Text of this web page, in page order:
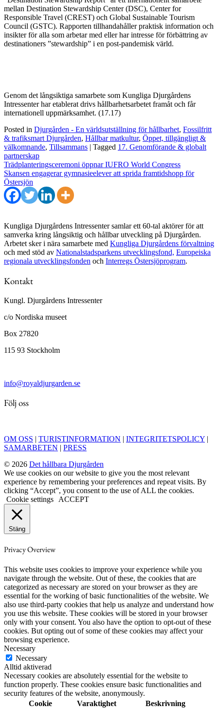
mellan Destination Stewardship Center (DSC), Center for
Responsible Travel (CREST) och Global Sustainable Tourism
Council (GSTC). Rapporten tillhandahåller praktisk information och
insikter för alla som arbetar med eller har intresse för förbättring av
destinationers ”stewardship” i en post-pandemisk värld.
Genom det långsiktiga samarbete som Kungliga Djurgårdens
Intressenter har etablerat drivs hållbarhetsarbetet framåt och får
internationell uppmärksamhet. (17.17)
Posted in Djurgården - En världsutställning för hållbarhet, Fossilfritt
& trafiksmart Djurgården, Hållbar matkultur, Öppet, tillgängligt &
välkomnande, Tillsammans | Tagged 17. Genomförande & globalt
partnerskap
Inläggsnavigering
Trädplanteringsceremoni öppnar IUFRO World Congress
Skansen engagerar gymnasieelever att sprida framtidshopp för
Östersjön
Kungliga Djurgårdens Intressenter samlar ett 60-tal aktörer för att
samverka kring långsiktig och hållbar utveckling på Djurgården.
Arbetet sker i nära samarbete med Kungliga Djurgårdens förvaltning
och med stöd av Nationalstadsparkens utvecklingsfond, Europeiska
regionala utvecklingsfonden och Interregs Östersjöprogram.
Kontakt
Kungl. Djurgårdens Intressenter
c/o Nordiska museet
Box 27820
115 93 Stockholm
info@royaldjurgarden.se
Följ oss
OM OSS | TURISTINFORMATION | INTEGRITETSPOLICY |
SAMARBETEN | PRESS
© 2026 Det hållbara Djurgården
We use cookies on our website to give you the most relevant
experience by remembering your preferences and repeat visits. By
clicking “Accept”, you consent to the use of ALL the cookies.
Cookie settings
ACCEPT
Stäng
Privacy Overview
This website uses cookies to improve your experience while you
navigate through the website. Out of these, the cookies that are
categorized as necessary are stored on your browser as they are
essential for the working of basic functionalities of the website. We
also use third-party cookies that help us analyze and understand how
you use this website. These cookies will be stored in your browser
only with your consent. You also have the option to opt-out of these
cookies. But opting out of some of these cookies may affect your
browsing experience.
Necessary
Necessary
Alltid aktiverad
Necessary cookies are absolutely essential for the website to
function properly. These cookies ensure basic functionalities and
security features of the website, anonymously.
Cookie
Varaktighet Beskrivning